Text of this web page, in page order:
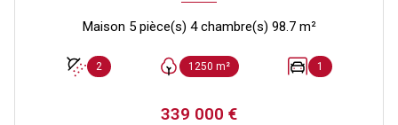
Maison 5 pièce(s) 4 chambre(s) 98.7 m²
2 1250 m² 1
339 000 €